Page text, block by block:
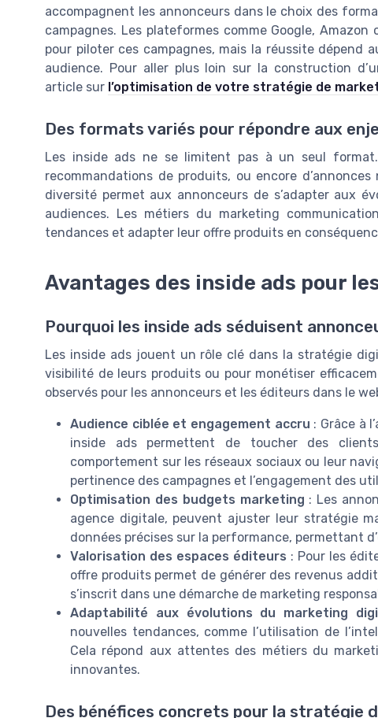
accompagnent les annonceurs dans le choix des
campagnes. Les plateformes comme Google,
pour piloter ces campagnes, mais la réussite dépend
audience. Pour aller plus loin sur la construction
article sur l’optimisation de votre stratégie de
Des formats variés pour répondre aux
Les inside ads ne se limitent pas à un seul
recommandations de produits, ou encore
diversité permet aux annonceurs de s’adapter aux
audiences. Les métiers du marketing
tendances et adapter leur offre produits en
Avantages des inside ads pour
Pourquoi les inside ads séduisent
Les inside ads jouent un rôle clé dans la stratégie
visibilité de leurs produits ou pour monétiser
observés pour les annonceurs et les éditeurs dans le
Audience ciblée et engagement accru : Grâce à
inside ads permettent de toucher des
comportement sur les réseaux sociaux ou leur
pertinence des campagnes et l’engagement des
Optimisation des budgets marketing : Les
agence digitale, peuvent ajuster leur stratégie
données précises sur la performance, permettant
Valorisation des espaces éditeurs : Pour les
offre produits permet de générer des revenus
s’inscrit dans une démarche de marketing
Adaptabilité aux évolutions du marketing
nouvelles tendances, comme l’utilisation de
Cela répond aux attentes des métiers du
innovantes.
Des bénéfices concrets pour la stratégie